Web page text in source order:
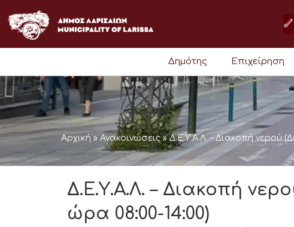
στο
περιεχόμενο
Δημότης Επιχείρηση
Αρχική » Ανακοινώσεις»Δ.Ε.Υ.Α.Λ. – Διακοπή νερού
Δ.Ε.Υ.Α.Λ. – Διακοπή
ώρα 08:00-14:00)